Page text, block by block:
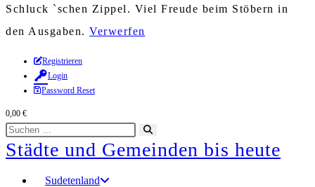
Schluck `schen Zippel. Viel Freude beim Stöbern in
den Ausgaben. Verwerfen
Zum
Inhalt
springen
Registrieren
Login
Password Reset
0,00 €
Diese
Website
durchsuchen
starten
Städte und Gemeinden bis heute
Sudetenland